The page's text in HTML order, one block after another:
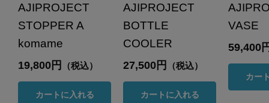
AJIPROJECT
STOPPER A
komame
19,800円 （税込）
カートに入れる
AJIPROJECT
BOTTLE
COOLER
27,500円 （税込）
カートに入れる
VASE
59,400
カー